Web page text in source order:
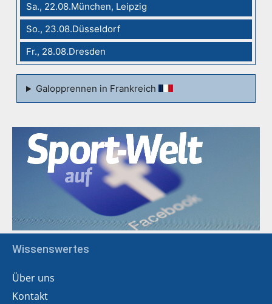
Sa., 22.08.München, Leipzig
So., 23.08.Düsseldorf
Fr., 28.08.Dresden
Galopprennen in Frankreich
Wissenswertes
Über uns
Kontakt